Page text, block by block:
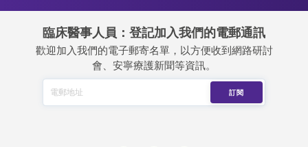
臨床醫事人員：登記加入我們的電郵通訊
歡迎加入我們的電子郵寄名單，以方便收到網路研討
會、安寧療護新聞等資訊。